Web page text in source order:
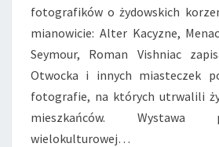
fotografików o żydowskich
mianowicie: Alter Kacyzne,
Seymour, Roman Vishniac
Otwocka i innych miasteczek
fotografie, na których utrwalili
mieszkańców. Wystawa
wielokulturowej…